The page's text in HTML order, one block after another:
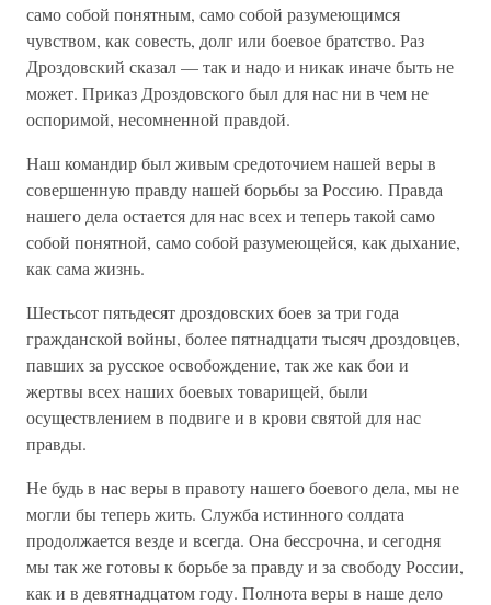
само собой понятным, само собой разумеющимся
чувством, как совесть, долг или боевое братство. Раз
Дроздовский сказал — так и надо и никак иначе быть не
может. Приказ Дроздовского был для нас ни в чем не
оспоримой, несомненной правдой.
Наш командир был живым средоточием нашей веры в
совершенную правду нашей борьбы за Россию. Правда
нашего дела остается для нас всех и теперь такой само
собой понятной, само собой разумеющейся, как дыхание,
как сама жизнь.
Шестьсот пятьдесят дроздовских боев за три года
гражданской войны, более пятнадцати тысяч дроздовцев,
павших за русское освобождение, так же как бои и
жертвы всех наших боевых товарищей, были
осуществлением в подвиге и в крови святой для нас
правды.
Не будь в нас веры в правоту нашего боевого дела, мы не
могли бы теперь жить. Служба истинного солдата
продолжается везде и всегда. Она бессрочна, и сегодня
мы так же готовы к борьбе за правду и за свободу России,
как и в девятнадцатом году. Полнота веры в наше дело